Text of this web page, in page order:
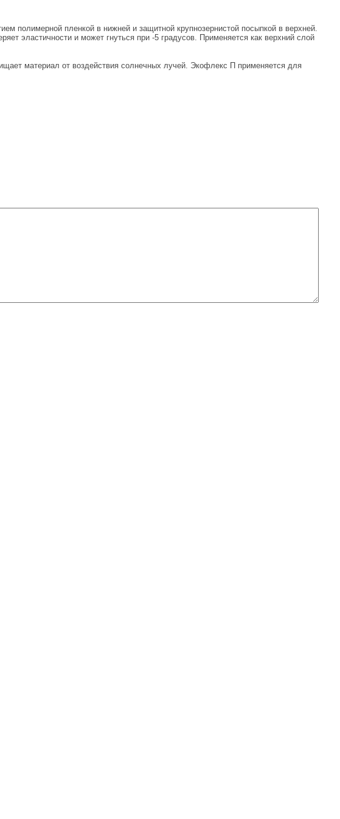
полимерной пленкой в нижней и защитной крупнозернистой посыпкой в верхней.
эластичности и может гнуться при -5 градусов. Применяется как верхний слой
материал от воздействия солнечных лучей. Экофлекс П применяется для